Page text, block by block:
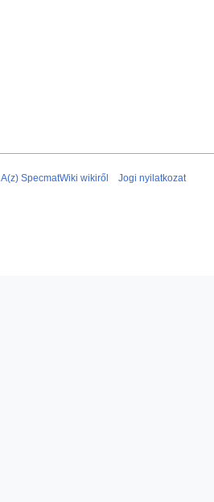
A(z) SpecmatWiki wikiről Jogi nyilatkozat